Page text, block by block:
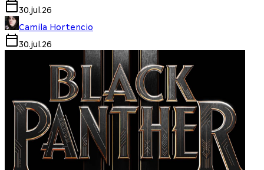
30.jul.26
Camila Hortencio
30.jul.26